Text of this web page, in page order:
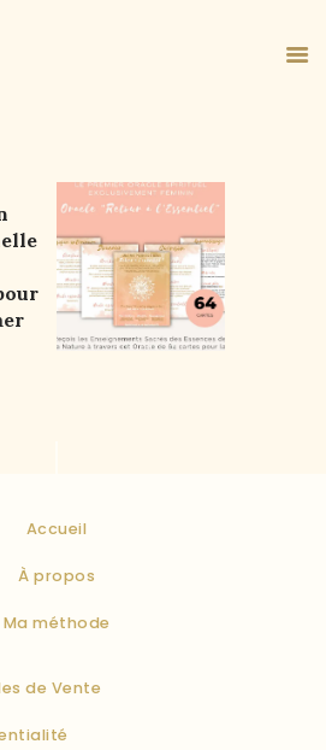
Accueil
À propos
Ma méthode
de Vente